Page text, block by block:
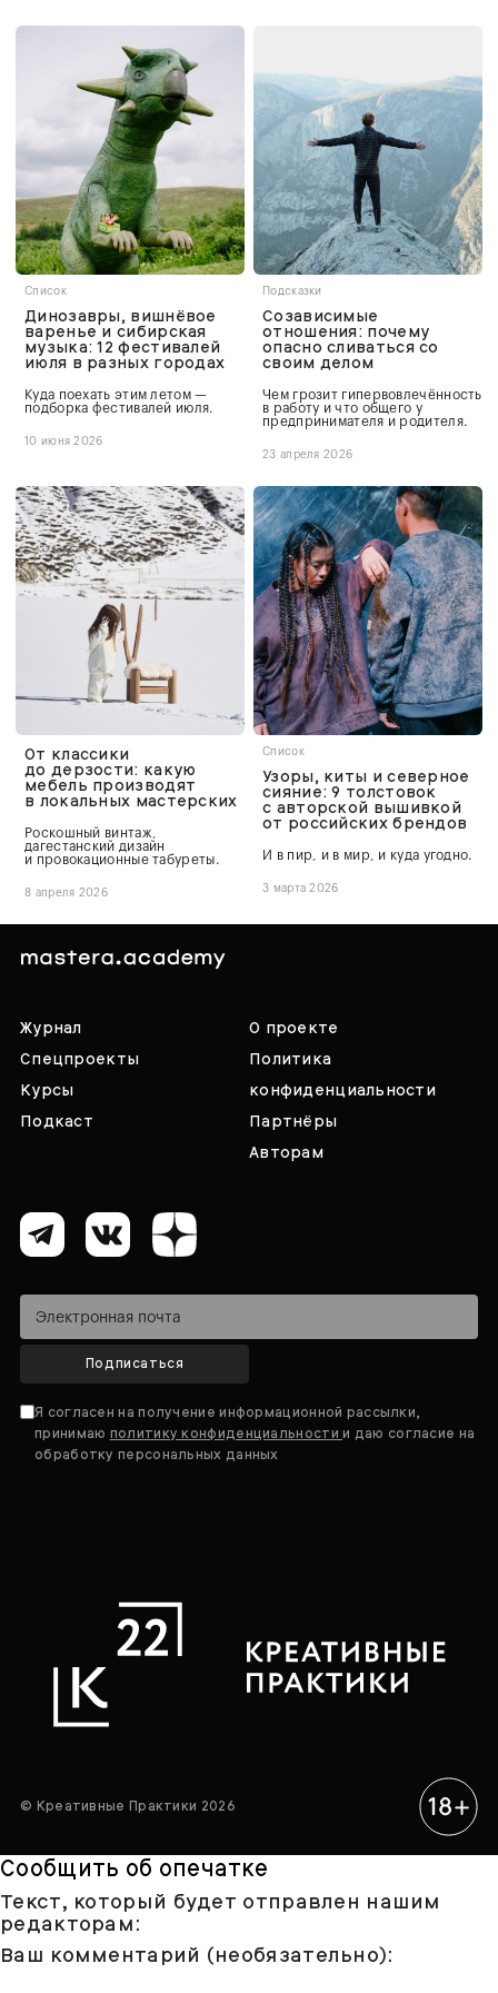
Список
Динозавры, вишнёвое
варенье и сибирская
музыка: 12 фестивалей
июля в разных городах
Куда поехать этим летом —
подборка фестивалей июля.
10 июня 2026
Подсказки
Созависимые
отношения: почему
опасно сливаться со
своим делом
Чем грозит гипервовлечённость
в работу и что общего у
предпринимателя и родителя.
23 апреля 2026
От классики
до дерзости: какую
мебель производят
в локальных мастерских
Роскошный винтаж,
дагестанский дизайн
и провокационные табуреты.
8 апреля 2026
Список
Узоры, киты и северное
сияние: 9 толстовок
с авторской вышивкой
от российских брендов
И в пир, и в мир, и куда угодно.
3 марта 2026
Журнал
Спецпроекты
Курсы
Подкаст
О проекте
Политика
конфиденциальности
Партнёры
Авторам
Подписаться
Я согласен на получение информационной рассылки,
принимаю политику конфиденциальностии даю согласие на
обработку персональных данных
© Креативные Практики 2026
Сообщить об опечатке
Текст, который будет отправлен нашим
редакторам:
Ваш комментарий (необязательно):